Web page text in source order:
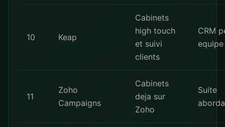
10 Keap
Cabinets
high touch
et suivi
clients
CRM
equipe
11
Zoho
Campaigns
Cabinets
deja sur
Zoho
Suite